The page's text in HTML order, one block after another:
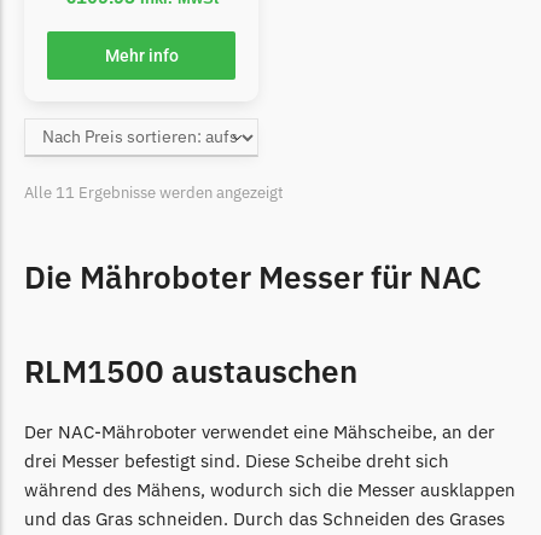
McCulloch
McCulloch Messer
Begrenzungsdraht
Medion
Begrenzungsdraht
Mountfield Messer
Mowox
Begrenzungsdraht
MTD
MTD Messer
Mehr info
Alle 11 Ergebnisse werden angezeigt
Die Mähroboter Messer für NAC
RLM1500 austauschen
Der NAC-Mähroboter verwendet eine Mähscheibe, an der
drei Messer befestigt sind. Diese Scheibe dreht sich
während des Mähens, wodurch sich die Messer ausklappen
und das Gras schneiden. Durch das Schneiden des Grases